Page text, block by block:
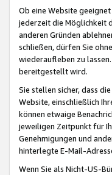
Ob eine Website
jederzeit die Möglichkeit
anderen Gründen
schließen, dürfen Sie
wiederaufleben zu
bereitgestellt wird.
Sie stellen sicher, dass
Website, einschließlich
können etwaige
jeweiligen Zeitpunkt für
Genehmigungen und
hinterlegte E-Mail-
Wenn Sie als Nicht-US-